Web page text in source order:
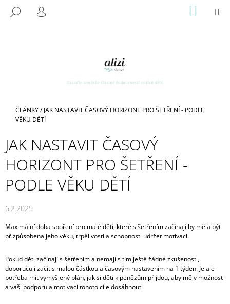
HLEDAT
PŘIHLÁŠENÍ KOŠÍK
Domů
ČLÁNKY/ JAK NASTAVIT ČASOVÝ HORIZONT PRO ŠETŘENÍ - PODLE
VĚKU DĚTÍ
JAK NASTAVIT ČASOVÝ
HORIZONT PRO ŠETŘENÍ -
PODLE VĚKU DĚTÍ
6.2.2025
Maximální doba spoření pro malé děti, které s šetřením začínají by měla být
přizpůsobena jeho věku, trpělivosti a schopnosti udržet motivaci.
Pokud děti začínají s šetřením a nemají s tím ještě žádné zkušenosti,
doporučuji začít s malou částkou a časovým nastavením na 1 týden. Je ale
potřeba mít vymyšlený plán, jak si děti k penězům přijdou, aby měly možnost
a vaši podporu a motivaci tohoto cíle dosáhnout.
T
Ř
E
B
U
J
E
T
E
N
A
J
Í
T